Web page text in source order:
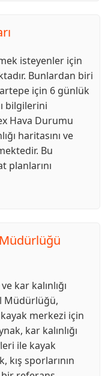
isteyenler için
Bunlardan biri
için 6 günlük
bilgilerini
Hava Durumu
haritasını ve
Bu
planlarını
kar kalınlığı
Müdürlüğü,
merkezi için
kar kalınlığı
ile kayak
sporlarının